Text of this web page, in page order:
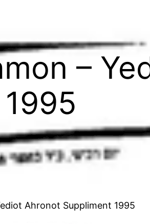
–
Ahronot Suppliment 1995